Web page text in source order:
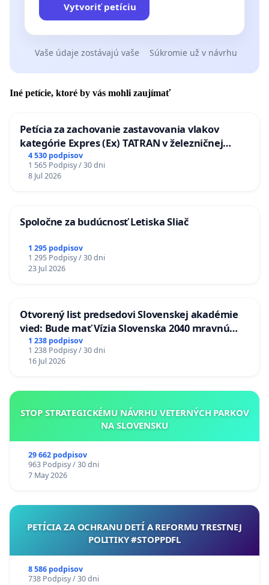
Vytvoriť petíciu
Vaše údaje zostávajú vaše Súkromie už v návrhu
Iné petície, ktoré by vás mohli zaujímať
Petícia za zachovanie zastavovania vlakov
kategórie Expres (Ex) TATRAN v železničnej
stanici Púchov
4 530 podpisov
1 565 Podpisy / 30 dni
8 Jul 2026
Spoločne za budúcnosť Letiska Sliač
1 295 podpisov
1 295 Podpisy / 30 dni
23 Jul 2026
Otvorený list predsedovi Slovenskej akadémie
vied: Bude mať Vízia Slovenska 2040 mravnú
chrbticu?
1 238 podpisov
1 238 Podpisy / 30 dni
16 Jul 2026
STOP STRATEGICKÉMU NÁVRHU VETERNÝCH PARKOV
NA SLOVENSKU
29 662 podpisov
963 Podpisy / 30 dni
7 May 2026
PETÍCIA ZA OCHRANU DETÍ A REFORMU TRESTNEJ
POLITIKY #STOPPDFL
8 586 podpisov
738 Podpisy / 30 dni